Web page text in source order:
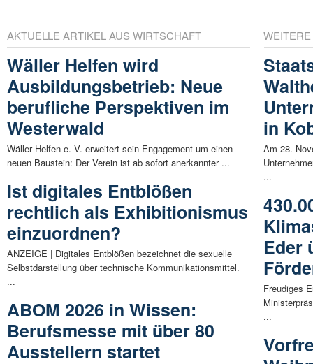
AKTUELLE ARTIKEL AUS WIRTSCHAFT
Wäller Helfen wird
Ausbildungsbetrieb: Neue
berufliche Perspektiven im
Westerwald
Wäller Helfen e. V. erweitert sein Engagement um einen
neuen Baustein: Der Verein ist ab sofort anerkannter ...
Ist digitales Entblößen
rechtlich als Exhibitionismus
einzuordnen?
ANZEIGE | Digitales Entblößen bezeichnet die sexuelle
Selbstdarstellung über technische Kommunikationsmittel.
...
ABOM 2026 in Wissen:
Berufsmesse mit über 80
Ausstellern startet
in
Am 28.
...
Eder
Freudiges
...